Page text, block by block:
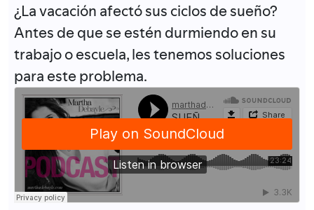
¿La vacación afectó sus ciclos de sueño?
Antes de que se estén durmiendo en su
trabajo o escuela, les tenemos soluciones
para este problema.